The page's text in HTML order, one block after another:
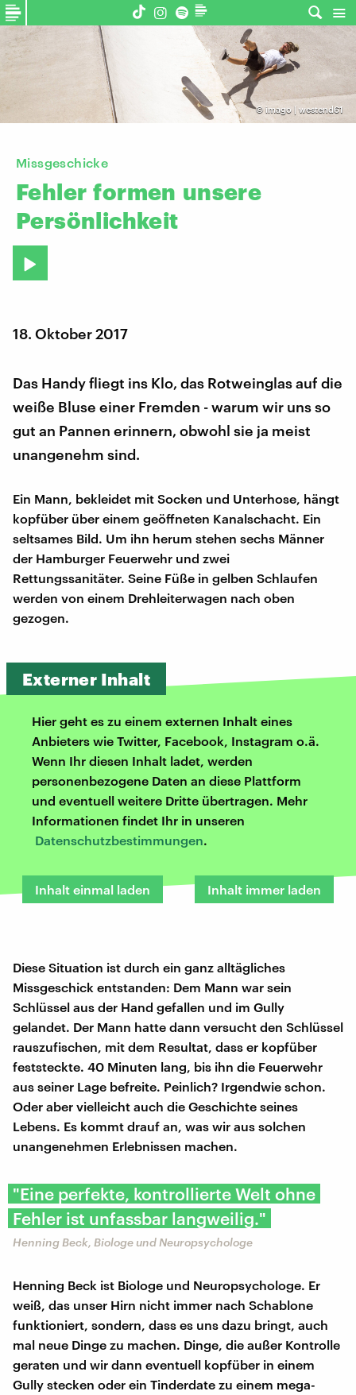
© imago | westend61
Missgeschicke
Fehler formen unsere
Persönlichkeit
18. Oktober 2017
Das Handy fliegt ins Klo, das Rotweinglas auf die
weiße Bluse einer Fremden - warum wir uns so
gut an Pannen erinnern, obwohl sie ja meist
unangenehm sind.
Ein Mann, bekleidet mit Socken und Unterhose, hängt
kopfüber über einem geöffneten Kanalschacht. Ein
seltsames Bild. Um ihn herum stehen sechs Männer
der Hamburger Feuerwehr und zwei
Rettungssanitäter. Seine Füße in gelben Schlaufen
werden von einem Drehleiterwagen nach oben
gezogen.
Externer Inhalt
Hier geht es zu einem externen Inhalt eines
Anbieters wie Twitter, Facebook, Instagram o.ä.
Wenn Ihr diesen Inhalt ladet, werden
personenbezogene Daten an diese Plattform
und eventuell weitere Dritte übertragen. Mehr
Informationen findet Ihr in unseren
Datenschutzbestimmungen.
Inhalt einmal laden Inhalt immer laden
Diese Situation ist durch ein ganz alltägliches
Missgeschick entstanden: Dem Mann war sein
Schlüssel aus der Hand gefallen und im Gully
gelandet. Der Mann hatte dann versucht den Schlüssel
rauszufischen, mit dem Resultat, dass er kopfüber
feststeckte. 40 Minuten lang, bis ihn die Feuerwehr
aus seiner Lage befreite. Peinlich? Irgendwie schon.
Oder aber vielleicht auch die Geschichte seines
Lebens. Es kommt drauf an, was wir aus solchen
unangenehmen Erlebnissen machen.
"Eine perfekte, kontrollierte Welt ohne
Fehler ist unfassbar langweilig."
Henning Beck, Biologe und Neuropsychologe
Henning Beck ist Biologe und Neuropsychologe. Er
weiß, das unser Hirn nicht immer nach Schablone
funktioniert, sondern, dass es uns dazu bringt, auch
mal neue Dinge zu machen. Dinge, die außer Kontrolle
geraten und wir dann eventuell kopfüber in einem
Gully stecken oder ein Tinderdate zu einem mega-